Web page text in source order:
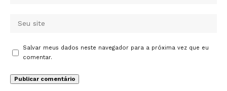
Salvar meus dados neste navegador para a próxima vez que eu
comentar.